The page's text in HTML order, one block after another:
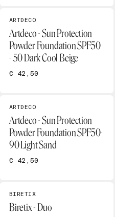
ARTDECO
Artdeco - Sun Protection
Powder Foundation SPF50
- 50 Dark Cool Beige
€ 42,50
ARTDECO
Artdeco - Sun Protection
Powder Foundation SPF50-
90 Light Sand
€ 42,50
BIRETIX
Biretix - Duo